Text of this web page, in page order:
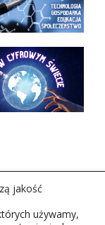
jakość
używamy,